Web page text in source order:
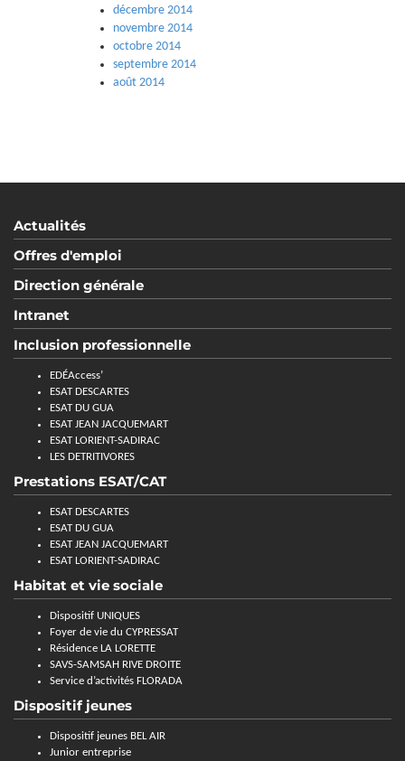
décembre 2014
novembre 2014
octobre 2014
septembre 2014
août 2014
Actualités
Offres d'emploi
Direction générale
Intranet
Inclusion professionnelle
EDÉAccess’
ESAT DESCARTES
ESAT DU GUA
ESAT JEAN JACQUEMART
ESAT LORIENT-SADIRAC
LES DETRITIVORES
Prestations ESAT/CAT
ESAT DESCARTES
ESAT DU GUA
ESAT JEAN JACQUEMART
ESAT LORIENT-SADIRAC
Habitat et vie sociale
Dispositif UNIQUES
Foyer de vie du CYPRESSAT
Résidence LA LORETTE
SAVS-SAMSAH RIVE DROITE
Service d’activités FLORADA
Dispositif jeunes
Dispositif jeunes BEL AIR
Junior entreprise